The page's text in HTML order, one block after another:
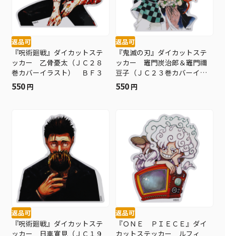
返品可
『呪術廻戦』ダイカットステ
ッカー 乙骨憂太（ＪＣ２８
巻カバーイラスト） ＢＦ３
550 円
返品可
『鬼滅の刃』ダイカットステ
ッカー 竈門炭治郎＆竈門禰
豆子（ＪＣ２３巻カバーイラ
スト） ＢＦ３
550 円
返品可
『呪術廻戦』ダイカットステ
ッカー 日車寛見（ＪＣ１９
返品可
『ＯＮＥ ＰＩＥＣＥ』ダイ
カットステッカー ルフィ